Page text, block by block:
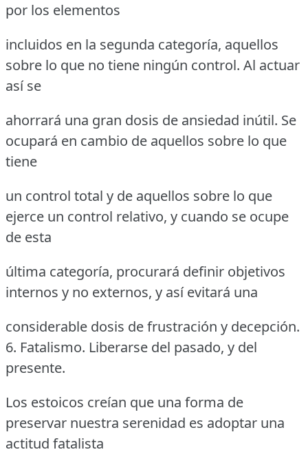
por los elementos
incluidos en la segunda categoría, aquellos
sobre lo que no tiene ningún control. Al actuar
así se
ahorrará una gran dosis de ansiedad inútil. Se
ocupará en cambio de aquellos sobre lo que
tiene
un control total y de aquellos sobre lo que
ejerce un control relativo, y cuando se ocupe
de esta
última categoría, procurará definir objetivos
internos y no externos, y así evitará una
considerable dosis de frustración y decepción.
6. Fatalismo. Liberarse del pasado, y del
presente.
Los estoicos creían que una forma de
preservar nuestra serenidad es adoptar una
actitud fatalista